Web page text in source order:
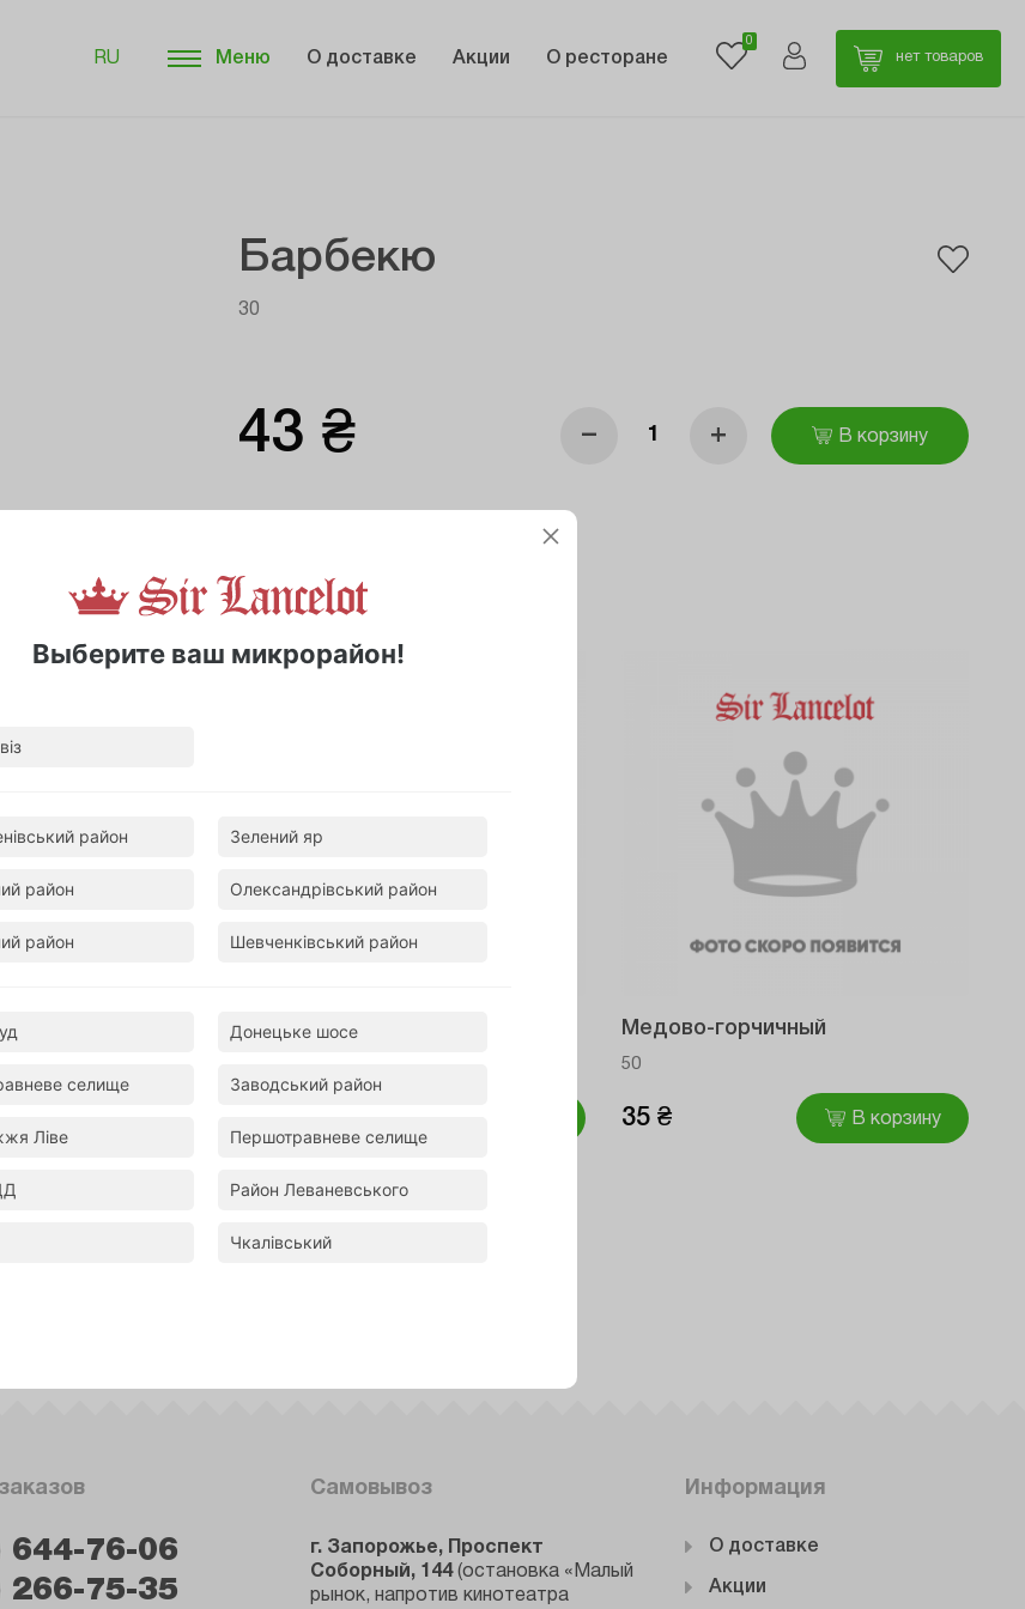
RU Меню О доставке Акции О ресторане
0
нет товаров
Барбекю
30
43 ₴ – + В корзину
«Соусы»:
Аджика Медово-горчичный
50
35 ₴ В корзину
644-76-06
266-75-35
Самовывоз
г. Запорожье, Проспект
Соборный, 144(остановка «Малый
рынок, напротив кинотеатра
Информация
О доставке
Акции
Выберите ваш микрорайон!
район Зелений яр
район Олександрівський район
район Шевченківський район
Донецьке шосе
селище Заводський район
Ліве Першотравневе селище
Район Леваневського
Чкалівський